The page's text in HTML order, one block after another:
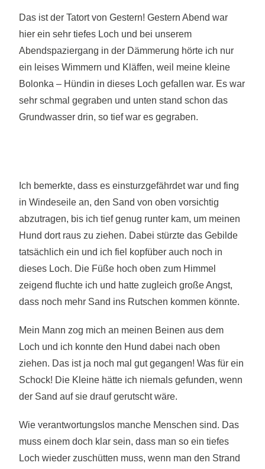
Das ist der Tatort von Gestern! Gestern Abend war
hier ein sehr tiefes Loch und bei unserem
Abendspaziergang in der Dämmerung hörte ich nur
ein leises Wimmern und Kläffen, weil meine kleine
Bolonka – Hündin in dieses Loch gefallen war. Es war
sehr schmal gegraben und unten stand schon das
Grundwasser drin, so tief war es gegraben.
Ich bemerkte, dass es einsturzgefährdet war und fing
in Windeseile an, den Sand von oben vorsichtig
abzutragen, bis ich tief genug runter kam, um meinen
Hund dort raus zu ziehen. Dabei stürzte das Gebilde
tatsächlich ein und ich fiel kopfüber auch noch in
dieses Loch. Die Füße hoch oben zum Himmel
zeigend fluchte ich und hatte zugleich große Angst,
dass noch mehr Sand ins Rutschen kommen könnte.
Mein Mann zog mich an meinen Beinen aus dem
Loch und ich konnte den Hund dabei nach oben
ziehen. Das ist ja noch mal gut gegangen! Was für ein
Schock! Die Kleine hätte ich niemals gefunden, wenn
der Sand auf sie drauf gerutscht wäre.
Wie verantwortungslos manche Menschen sind. Das
muss einem doch klar sein, dass man so ein tiefes
Loch wieder zuschütten muss, wenn man den Strand